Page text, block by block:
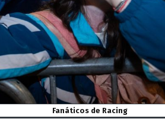
Fanáticos de Racing